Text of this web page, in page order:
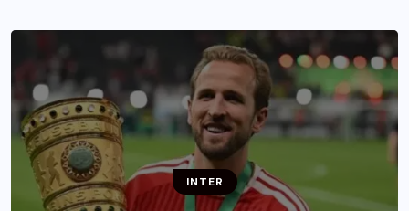
INTER
INTER